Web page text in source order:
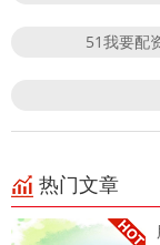
51我要配
热门文章